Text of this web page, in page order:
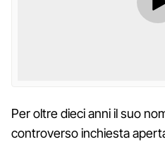
Per oltre dieci anni il suo
controverso inchiesta